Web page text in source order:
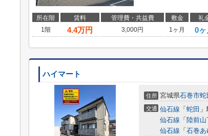
所在階 賃料 管理費・共益費 敷金 礼
1階
4.4万円 3,000円 1ヶ月 0ヶ
ハイマート
住所 宮城県石巻市蛇
交通 仙石線 「 蛇田
仙石線 「 陸前山
仙石線 「 石巻あ